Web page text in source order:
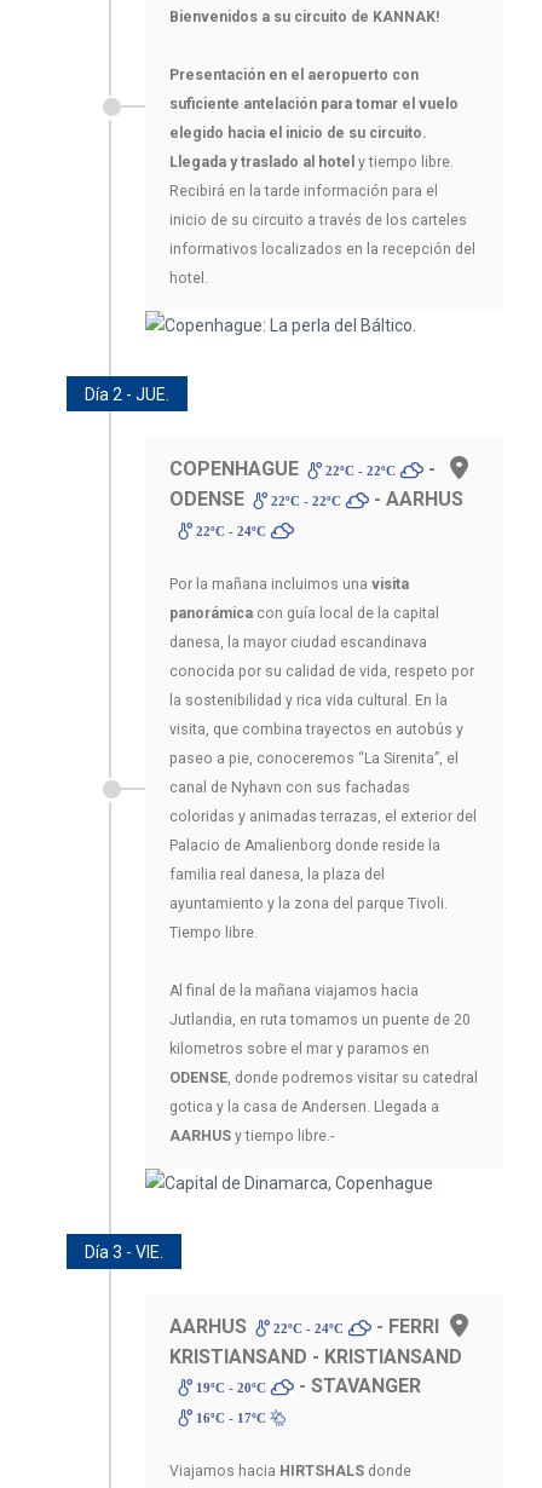
Bienvenidos a su circuito de KANNAK!
Presentación en el aeropuerto con
suficiente antelación para tomar el vuelo
elegido hacia el inicio de su circuito.
Llegada y traslado al hotel y tiempo libre.
Recibirá en la tarde información para el
inicio de su circuito a través de los carteles
informativos localizados en la recepción del
hotel.
Día 2 - JUE.
COPENHAGUE 22ºC - 22ºC
-
ODENSE
22ºC - 22ºC - AARHUS
22ºC - 24ºC
Por la mañana incluimos una visita
panorámica con guía local de la capital
danesa, la mayor ciudad escandinava
conocida por su calidad de vida, respeto por
la sostenibilidad y rica vida cultural. En la
visita, que combina trayectos en autobús y
paseo a pie, conoceremos “La Sirenita”, el
canal de Nyhavn con sus fachadas
coloridas y animadas terrazas, el exterior del
Palacio de Amalienborg donde reside la
familia real danesa, la plaza del
ayuntamiento y la zona del parque Tivoli.
Tiempo libre.
Al final de la mañana viajamos hacia
Jutlandia, en ruta tomamos un puente de 20
kilometros sobre el mar y paramos en
ODENSE , donde podremos visitar su catedral
gotica y la casa de Andersen. Llegada a
AARHUS y tiempo libre.-
Día 3 - VIE.
AARHUS 22ºC - 24ºC
- FERRI
KRISTIANSAND - KRISTIANSAND
19ºC - 20ºC - STAVANGER
16ºC - 17ºC
Viajamos hacia HIRTSHALS donde